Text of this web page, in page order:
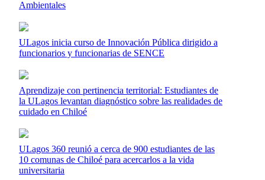
Ambientales
ULagos inicia curso de Innovación Pública dirigido a
funcionarios y funcionarias de SENCE
Aprendizaje con pertinencia territorial: Estudiantes de
la ULagos levantan diagnóstico sobre las realidades de
cuidado en Chiloé
ULagos 360 reunió a cerca de 900 estudiantes de las
10 comunas de Chiloé para acercarlos a la vida
universitaria